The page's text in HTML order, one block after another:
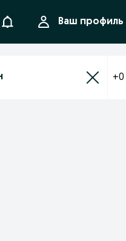
УведомленияВаш профиль
+0